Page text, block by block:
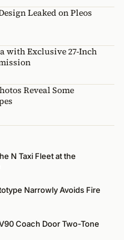
Leaked on Pleos
with Exclusive 27-Inch
Reveal Some
N Taxi Fleet at the
Narrowly Avoids Fire
Coach Door Two-Tone